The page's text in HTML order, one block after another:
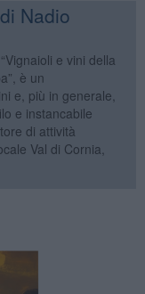
Nadio
e vini della
è un
e, più in generale,
e instancabile
di attività
Val di Cornia,